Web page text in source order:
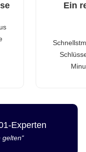
Ein
Experten